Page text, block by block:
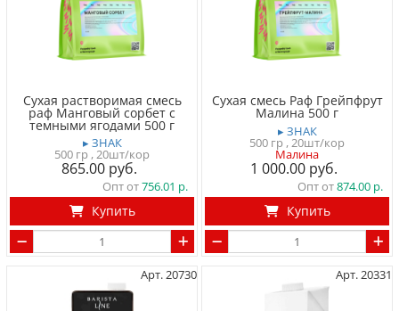
Сухая растворимая смесь
раф Манговый сорбет с
темными ягодами 500 г
▸ ЗНАК
500 гр , 20шт/кор
865.00
Опт от756.01
Купить
Сухая смесь Раф Грейпфрут
Малина 500 г
▸ ЗНАК
500 гр , 20шт/кор
Малина
1 000.00
Опт от874.00
Купить
Арт. 20730 Арт. 20331